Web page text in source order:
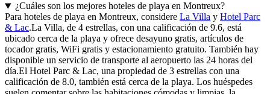
¿Cuáles son los mejores hoteles de playa en Montreux?
Para hoteles de playa en Montreux, considere La Villa y Hotel Parc
& Lac.La Villa, de 4 estrellas, con una calificación de 9.6, está
ubicado cerca de la playa y ofrece desayuno gratis, artículos de
tocador gratis, WiFi gratis y estacionamiento gratuito. También hay
disponible un servicio de transporte al aeropuerto las 24 horas del
día.El Hotel Parc & Lac, una propiedad de 3 estrellas con una
calificación de 8.0, también está cerca de la playa. Los huéspedes